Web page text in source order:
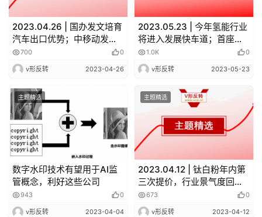
2023.04.26 | 国办发文培育
汽车出口优势；中移动发布
业界首个算网大脑
700 0
v形反转 2023-04-26
2023.05.23 | 今年氢能行业
将进入发展快车道；首座深
远海浮式风电平台成功并
网；AI换脸诈骗上热搜，AI
安全再受关注
1.0K 0
v形反转 2023-05-23
主题精选
数字水印技术有望用于AI监
管概念，利好这些公司
943 0
v形反转 2023-04-04
主题精选
2023.04.12 | 钛白粉年内第
三次提价，行业景气度回
升；宁王下周三发布凝聚态
电池
673 0
v形反转 2023-04-12